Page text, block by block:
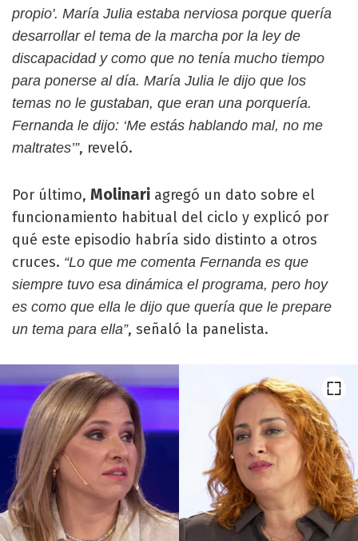
propio'. María Julia estaba nerviosa porque quería
desarrollar el tema de la marcha por la ley de
discapacidad y como que no tenía mucho tiempo
para ponerse al día. María Julia le dijo que los
temas no le gustaban, que eran una porquería.
Fernanda le dijo: ‘Me estás hablando mal, no me
maltrates’”, reveló.
Por último, Molinari agregó un dato sobre el
funcionamiento habitual del ciclo y explicó por
qué este episodio habría sido distinto a otros
cruces. “Lo que me comenta Fernanda es que
siempre tuvo esa dinámica el programa, pero hoy
es como que ella le dijo que quería que le prepare
un tema para ella”, señaló la panelista.